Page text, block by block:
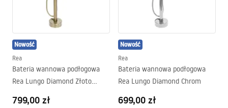
klientów i sprostanie najbardziej wyszukanym oczekiwaniom. Z
nami o wyposażenie łazienki zadbało już ponad 500 000
zadowolonych klientów. Gwarantujemy bogaty wybór w zakresie
łazienkowego asortymentu, profesjonale doradztwo i miłą
obsługę.
Nowość
Rea
Bateria wannowa podłogowa
Rea Lungo Diamond Złoto
799,00 zł
Nowość
Rea
Bateria wannowa podłogowa
Rea Lungo Diamond Chrom
699,00 zł